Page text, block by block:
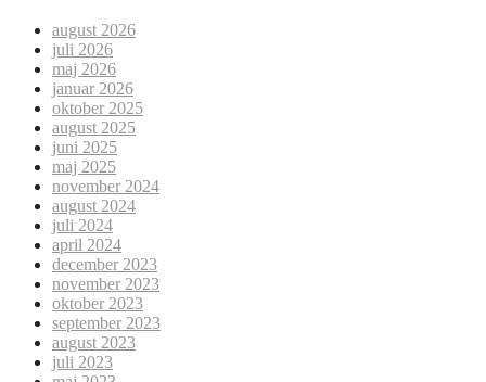
august 2026
juli 2026
maj 2026
januar 2026
oktober 2025
august 2025
juni 2025
maj 2025
november 2024
august 2024
juli 2024
april 2024
december 2023
november 2023
oktober 2023
september 2023
august 2023
juli 2023